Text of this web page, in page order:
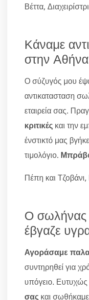
Βέττα,
Κάναμε
στην
Ο σύζυγός μου
αντικατασταση
εταιρεία σας.
κριτικές και την
ένστικτό μας
τιμολόγιο.
Πέπη και Τζοβάνι,
Ο σωλήνας
έβγαζε
Αγοράσαμε
συντηρηθεί για
υπόγειο.
σας και